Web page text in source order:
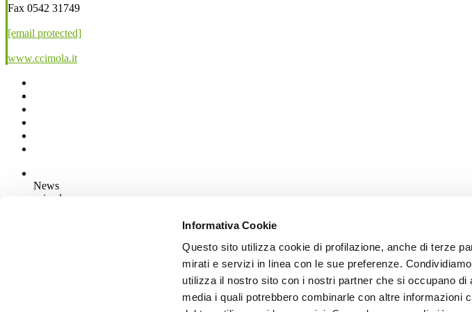
Informativa Cookie
Questo sito utilizza cookie di profilazione, anche di terze
mirati e servizi in linea con le sue preferenze.
utilizza il nostro sito con i nostri partner che si occupano
media i quali potrebbero combinarle con altre informazioni
Fax 0542 31749
[email protected]
www.ccimola.it
News
aziende